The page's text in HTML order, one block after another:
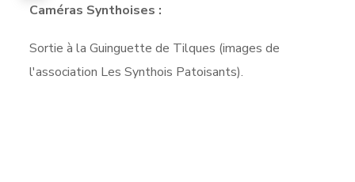
Caméras Synthoises :
Sortie à la Guinguette de Tilques (images de
l'association Les Synthois Patoisants).